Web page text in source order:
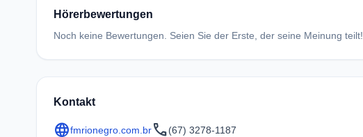
Hörerbewertungen
Noch keine Bewertungen. Seien Sie der Erste, der seine Meinung teilt!
Kontakt
languagefmrionegro.com.brcall(67) 3278-1187